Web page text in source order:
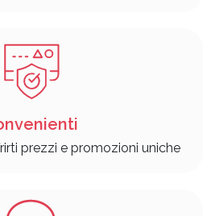
prezzi e promozioni uniche